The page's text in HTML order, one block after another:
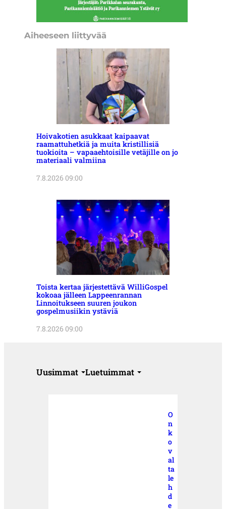
Aiheeseen liittyvää
Hoivakotien asukkaat kaipaavat
raamattuhetkiä ja muita kristillisiä
tuokioita – vapaaehtoisille vetäjille on jo
materiaali valmiina
7.8.2026 09:00
Toista kertaa järjestettävä WilliGospel
kokoaa jälleen Lappeenrannan
Linnoitukseen suuren joukon
gospelmusiikin ystäviä
7.8.2026 09:00
Uusimmat Luetuimmat
O
n
k
o
v
al
ta
le
h
d
e